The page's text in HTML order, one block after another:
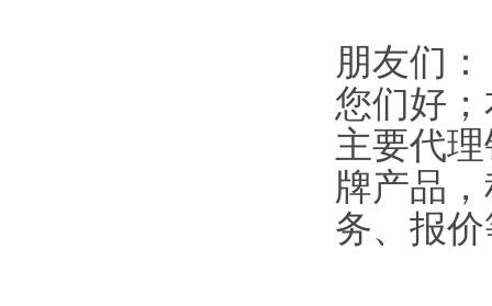
朋友们：
您们好
主要代
牌产品
务、报